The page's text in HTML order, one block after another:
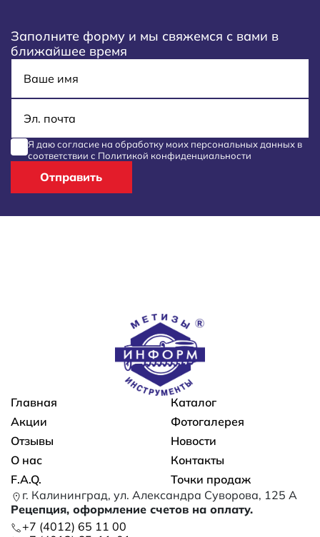
Заполните форму и мы свяжемся с вами в
ближайшее время
E-mail
Я даю согласие на обработку моих персональных данных в
соответствии с Политикой конфиденциальности
Отправить
Основная навигация
Главная
Каталог
Акции
Фотогалерея
Отзывы
Новости
О нас
Контакты
F.A.Q.
Точки продаж
г. Калининград, ул. Александра Суворова, 125 А
Рецепция, оформление счетов на оплату.
+7 (4012) 65 11 00